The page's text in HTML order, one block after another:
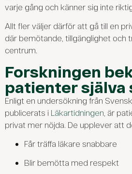
varje gång och känner sig inte
Allt fler väljer därför att gå till en
där bemötande, tillgänglighet och
centrum.
Forskningen
patienter själva
Enligt en undersökning från
publicerats i Läkartidningen , är
privat mer nöjda. De upplever att
Får träffa läkare snabbare
Blir bemötta med respekt